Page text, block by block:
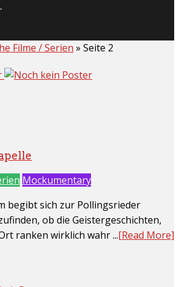
Filme / Serien » Seite 2
Mockumentary
begibt sich zur Pollingsrieder
ob die Geistergeschichten,
ranken wirklich wahr ...[Read More]